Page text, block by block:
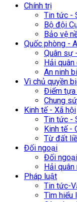
Chính trị
Tin tức -
Bộ đội
Bảo vệ
Quốc phòng -
Quân sự
Hải quân
An ninh
Vì chủ quyền
Điểm tựa
Chung
Kinh tế - Xã hội
Tin tức -
Kinh tế -
Từ đất
Đối ngoại
Đối
Hải
Pháp luật
Tin tức-
Tìm hiểu